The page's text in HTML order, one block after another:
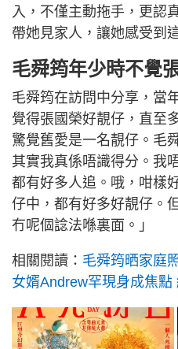
入，不僅主動拖手，更認
帶她見家人，讓她感受到
毛舜筠年少時不覺
毛舜筠在訪問中分享，當
覺得張國榮好靚仔，直至
驚覺舊愛是一名靚仔。毛
其實我真係唔識得分。我
都有好多人追。哦，咁樣
仔中，都有好多好靚仔。
冇呢個諗法喺裏面。」
相關閱讀： 毛舜筠晒家庭
女婿Andrew罕現身成焦點